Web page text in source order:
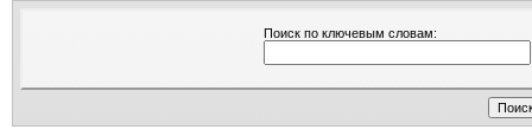
Поиск по ключевым словам: